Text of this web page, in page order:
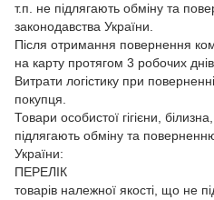
т.п. не підлягають обміну та
законодавства України.
Після отримання повернення
на карту протягом 3 робочих днів.
Витрати логістику при
покупця.
Товари особистої гігієни,
підлягають обміну та
України:
ПЕРЕЛІК
товарів належної якості, що не